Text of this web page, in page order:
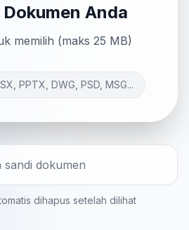
Anda
memilih (maks 25 MB)
PPTX, DWG, PSD, MSG...
dihapus setelah dilihat